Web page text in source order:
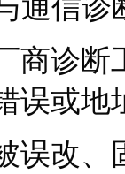
商诊
误或地
误改